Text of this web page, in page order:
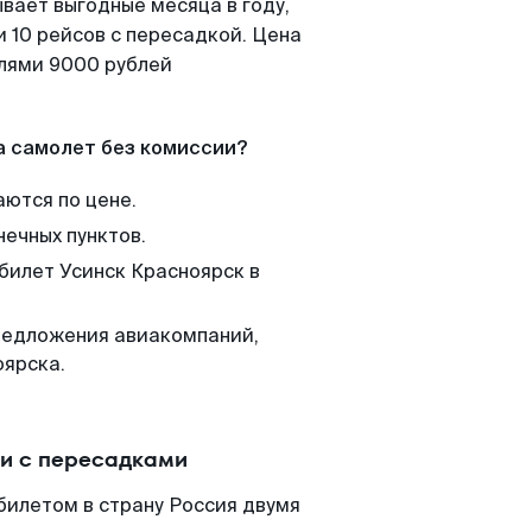
выгодные месяца в году,
рейсов с пересадкой. Цена
9000 рублей
самолет без комиссии?
по цене.
пунктов.
Усинск Красноярск в
авиакомпаний,
с пересадками
в страну Россия двумя